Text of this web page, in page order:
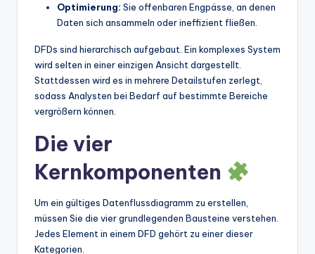
Optimierung: Sie offenbaren Engpässe, an denen
Daten sich ansammeln oder ineffizient fließen.
DFDs sind hierarchisch aufgebaut. Ein komplexes System
wird selten in einer einzigen Ansicht dargestellt.
Stattdessen wird es in mehrere Detailstufen zerlegt,
sodass Analysten bei Bedarf auf bestimmte Bereiche
vergrößern können.
Die vier
Kernkomponenten
Um ein gültiges Datenflussdiagramm zu erstellen,
müssen Sie die vier grundlegenden Bausteine verstehen.
Jedes Element in einem DFD gehört zu einer dieser
Kategorien.